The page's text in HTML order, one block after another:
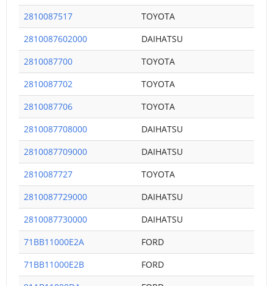
2810087517
TOYOTA
2810087602000
DAIHATSU
2810087700
TOYOTA
2810087702
TOYOTA
2810087706
TOYOTA
2810087708000
DAIHATSU
2810087709000
DAIHATSU
2810087727
TOYOTA
2810087729000
DAIHATSU
2810087730000
DAIHATSU
71BB11000E2A
FORD
71BB11000E2B
FORD